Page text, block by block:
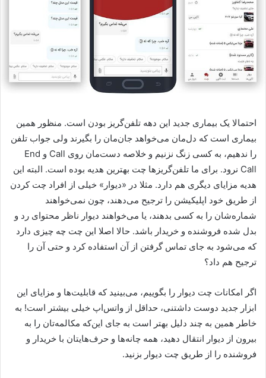
احتمالا یک بیماری جدید این دهه تلفن‌گریز بودن است. منظور همین
بیماری است که دل‌مان می‌خواهد جان‌مان را بگیرند ولی جواب تلفن
را ندهیم، به کسی زنگ نزنیم و خلاصه دست‌مان روی Call و End
Call نرود. برای ما تلفن‌گریزها چت بهترین هدیه بوده است. البته این
هدیه مزایای دیگری هم دارد. مثلا در «دیوار» خیلی از افراد چت کردن
از طریق خود اپلیکیشن را ترجیح می‌دهند، چون نمی‌خواهند
شماره‌شان را به کسی بدهند، یا می‌خواهند دیوار ناظر محتوای رد و
بدل شده فروشنده و خریدار باشد. حالا اصلا این چت چه چیزی دارد
که می‌شود به جای تماس گرفتن از آن استفاده کرد و حتی آن را
ترجیح هم داد؟
اگر امکانات چت دیوار را بگوییم، می‌بینید که قابلیت‌ها و مزایای این
ابزار جدید دوست داشتنی، حداقل از واتس‌اپ خیلی بیشتر است! به
خاطر همین به چند دلیل بهتر است به جای این‌که مکالمه‌تان را به
بیرون از دیوار انتقال دهید، همه چانه‌ها و حرف‌هایتان با خریدار و
فروشنده را از طریق چت دیوار بزنید.